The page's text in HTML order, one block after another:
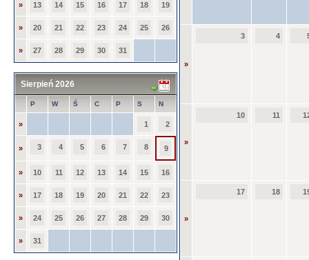
» 13 14 15 16 17 18 19
» 20 21 22 23 24 25 26
» 27 28 29 30 31
Sierpień 2026
P W Ś C P S N
» 1 2
» 3 4 5 6 7 8 9
» 10 11 12 13 14 15 16
» 17 18 19 20 21 22 23
» 24 25 26 27 28 29 30
» 31
»
3 4
»
10 11
»
17 18